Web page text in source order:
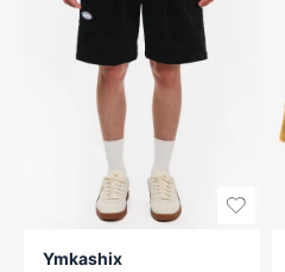
Ymkashix